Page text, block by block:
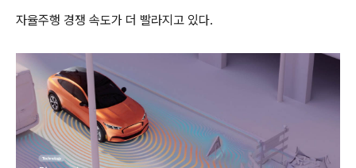
자율주행 경쟁 속도가 더 빨라지고 있다.